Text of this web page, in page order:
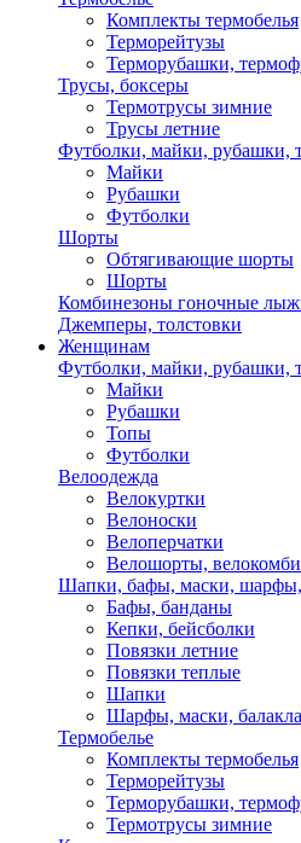
Комплекты термобелья
Терморейтузы
Терморубашки,
Трусы, боксеры
Термотрусы зимние
Трусы летние
Футболки, майки, рубашки,
Майки
Рубашки
Футболки
Шорты
Обтягивающие шорты
Шорты
Комбинезоны гоночные
Джемперы, толстовки
Женщинам
Футболки, майки, рубашки,
Майки
Рубашки
Топы
Футболки
Велоодежда
Велокуртки
Велоноски
Велоперчатки
Велошорты,
Шапки, бафы, маски, шарфы,
Бафы, банданы
Кепки, бейсболки
Повязки летние
Повязки теплые
Шапки
Шарфы, маски,
Термобелье
Комплекты термобелья
Терморейтузы
Терморубашки,
Термотрусы зимние